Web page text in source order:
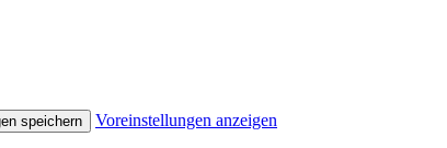
speichern Voreinstellungen anzeigen